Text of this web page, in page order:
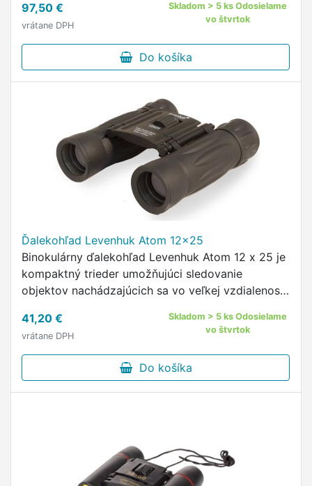
otočné a posuvné očnice, …
97,50 €
vrátane DPH
Skladom > 5 ks Odosielame
vo štvrtok
Do košíka
Ďalekohľad Levenhuk Atom 12x25
Binokulárny ďalekohľad Levenhuk Atom 12 x 25 je
kompaktný trieder umožňujúci sledovanie
objektov nachádzajúcich sa vo veľkej vzdialenosti
41,20 €
vrátane DPH
Skladom > 5 ks Odosielame
vo štvrtok
Do košíka